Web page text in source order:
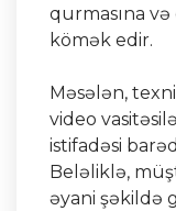
qurmasına
kömək edir.
Məsələn,
video
istifadəsi
Beləliklə,
əyani şəkildə